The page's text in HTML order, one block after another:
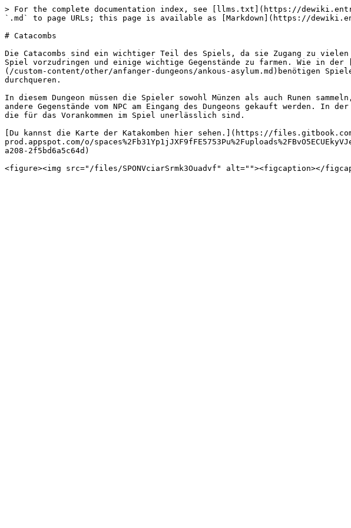
> For the complete documentation index, see [llms.txt](https://
`.md` to page URLs; this page is available as [Markdown](https://
# Catacombs
Die Catacombs sind ein wichtiger Teil des Spiels, da sie Zugang zu
Spiel vorzudringen und einige wichtige Gegenstände zu farmen. Wie in der
(/custom-content/other/anfanger-dungeons/ankous-asylum.md)benötigen
durchqueren.
In diesem Dungeon müssen die Spieler sowohl Münzen als auch Runen
andere Gegenstände vom NPC am Eingang des Dungeons gekauft werden.
die für das Vorankommen im Spiel unerlässlich sind.
[Du kannst die Karte der Katakomben hier sehen.](https://
prod.appspot.com/o/
a208-2f5bd6a5c64d)